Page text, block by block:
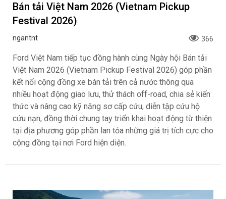
Bán tải Việt Nam 2026 (Vietnam Pickup
Festival 2026)
ngantnt 366
Ford Việt Nam tiếp tục đồng hành cùng Ngày hội Bán tải
Việt Nam 2026 (Vietnam Pickup Festival 2026) góp phần
kết nối cộng đồng xe bán tải trên cả nước thông qua
nhiều hoạt động giao lưu, thử thách off-road, chia sẻ kiến
thức và nâng cao kỹ năng sơ cấp cứu, diễn tập cứu hộ
cứu nạn, đồng thời chung tay triển khai hoạt động từ thiện
tại địa phương góp phần lan tỏa những giá trị tích cực cho
cộng đồng tại nơi Ford hiện diện.